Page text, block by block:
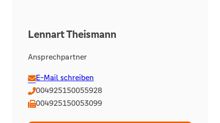
Lennart Theismann
Ansprechpartner
E-Mail schreiben
004925150055928
004925150053099